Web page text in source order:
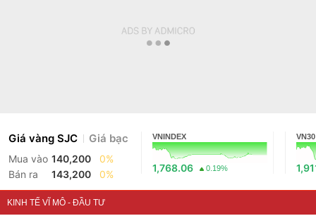
Giá vàng SJC Giá bạc
Mua vào 140,200
0%
Bán ra
143,200 0%
VNINDEX
1,768.06 0.19%
VN30
KINH TẾ VĨ MÔ - ĐẦU TƯ